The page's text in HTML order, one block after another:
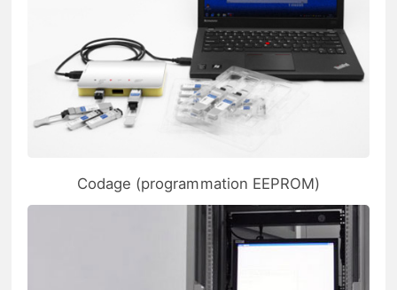
Codage (programmation EEPROM)